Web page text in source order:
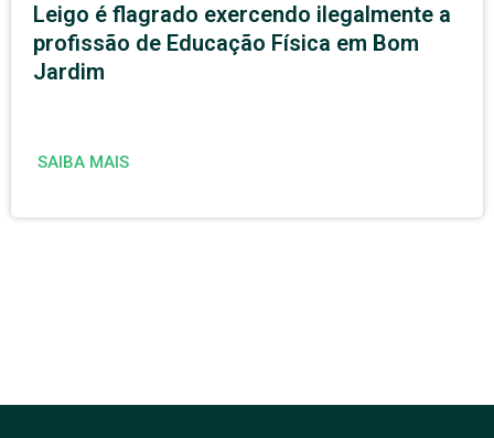
Leigo é flagrado exercendo ilegalmente a
profissão de Educação Física em Bom
Jardim
SAIBA MAIS